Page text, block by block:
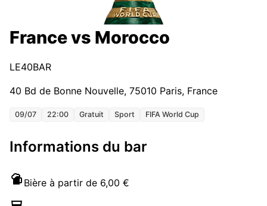
France vs Morocco
LE40BAR
40 Bd de Bonne Nouvelle, 75010 Paris, France
09/07 22:00 Gratuit Sport FIFA World Cup
Informations du bar
Bière à partir de 6,00 €